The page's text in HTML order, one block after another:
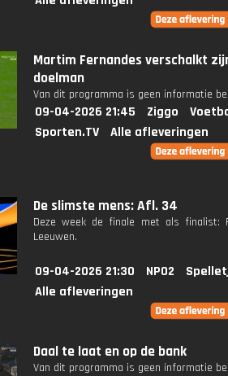
Martim Fernandes verschalkt
doelman
Van dit programma is geen informatie
09-04-2026 21:45 Ziggo
Sporten.TV
Alle afleveringen
De slimste mens: Afl. 34
Deze week de finale met als finalist:
Leeuwen.
09-04-2026 21:30 NPO2
Alle afleveringen
Daal te laat en op de bank
Van dit programma is geen informatie